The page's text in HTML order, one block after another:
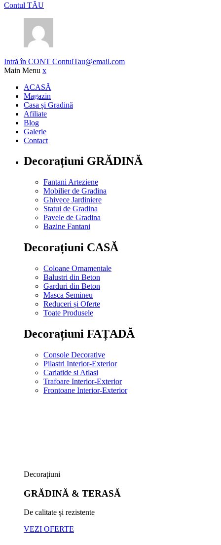
Contul TĂU
Intră în CONT ContulTau@email.com
Main Menu x
ACASĂ
Magazin
Casa și Gradină
Afiliate
Blog
Galerie
Contact
Decorațiuni GRĂDINĂ
Fantani Arteziene
Mobilier de Gradina
Ghivece Jardiniere
Statui de Gradina
Pavele de Gradina
Bazine Fantani
Decorațiuni CASĂ
Coloane Ornamentale
Balustri din Beton
Garduri din Beton
Masca Semineu
Reduceri și Oferte
Toate Produsele
Decorațiuni FAȚADĂ
Console Decorative
Pilastri Interior-Exterior
Cariatide si Atlasi
Trafoare Interior-Exterior
Frontoane Interior-Exterior
Decorațiuni
GRĂDINĂ & TERASĂ
De calitate și rezistente
VEZI OFERTE